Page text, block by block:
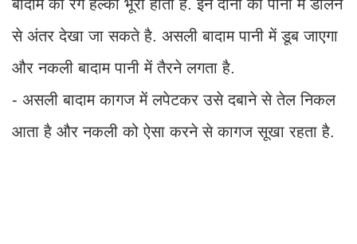
बादाम का रंग हल्का भूरा होता है. इन दोनों को पानी में डालने
से अंतर देखा जा सकते है. असली बादाम पानी में डूब जाएगा
और नकली बादाम पानी में तैरने लगता है.
- असली बादाम कागज में लपेटकर उसे दबाने से तेल निकल
आता है और नकली को ऐसा करने से कागज सूखा रहता है.